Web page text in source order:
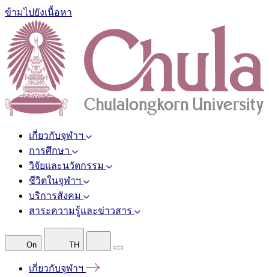
ข้ามไปยังเนื้อหา
เกี่ยวกับจุฬาฯ
การศึกษา
วิจัยและนวัตกรรม
ชีวิตในจุฬาฯ
บริการสังคม
สาระความรู้และข่าวสาร
On TH
เกี่ยวกับจุฬาฯ